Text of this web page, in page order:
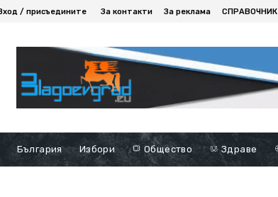
/ присъедините За контакти За реклама СПРАВОЧНИК
България Избори Общество Здраве